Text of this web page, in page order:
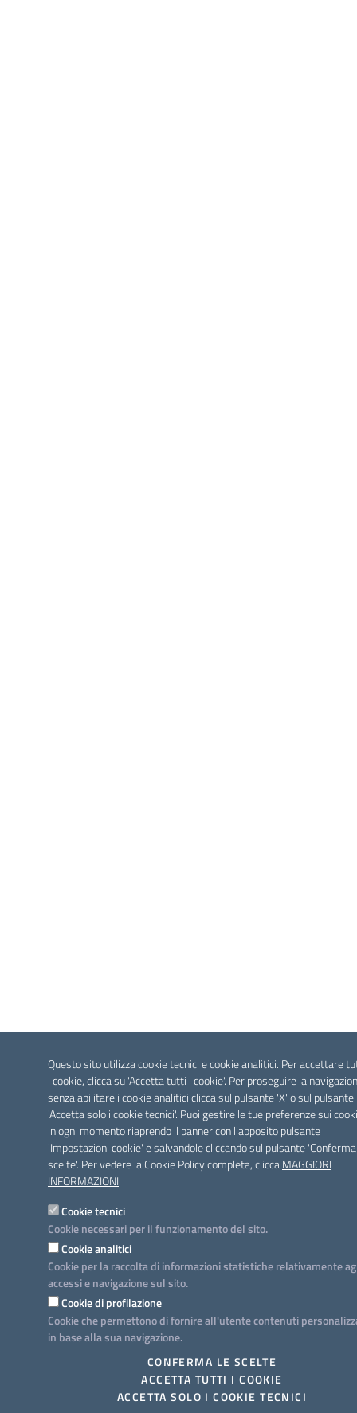
Questo sito utilizza cookie tecnici e cookie analitici. Per accettare
i cookie, clicca su 'Accetta tutti i cookie'. Per proseguire la
senza abilitare i cookie analitici clicca sul pulsante 'X' o sul pulsante
'Accetta solo i cookie tecnici'. Puoi gestire le tue preferenze sui
in ogni momento riaprendo il banner con l'apposito pulsante
'Impostazioni cookie' e salvandole cliccando sul pulsante
scelte'. Per vedere la Cookie Policy completa, cliccaMAGGIORI
INFORMAZIONI
Cookie tecnici
Cookie necessari per il funzionamento del sito.
Cookie analitici
Cookie per la raccolta di informazioni statistiche relativamente
accessi e navigazione sul sito.
Cookie di profilazione
Cookie che permettono di fornire all'utente contenuti
in base alla sua navigazione.
CONFERMA LE SCELTE
ACCETTA TUTTI I COOKIE
ACCETTA SOLO I COOKIE TECNICI